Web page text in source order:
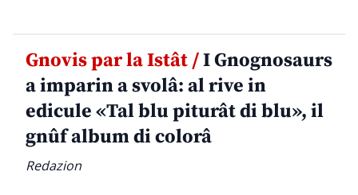
Gnovis par la Istât /I Gnognosaurs
a imparin a svolâ: al rive in
edicule «Tal blu piturât di blu», il
gnûf album di colorâ
Redazion